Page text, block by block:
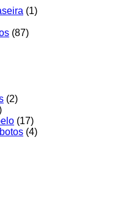
(1)
(87)
(2)
(17)
(4)